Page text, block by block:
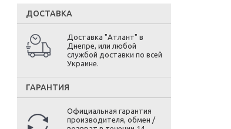
ДОСТАВКА
Доставка "Атлант" в
Днепре, или любой
службой доставки по всей
Украине.
ГАРАНТИЯ
Официальная гарантия
производителя, обмен /